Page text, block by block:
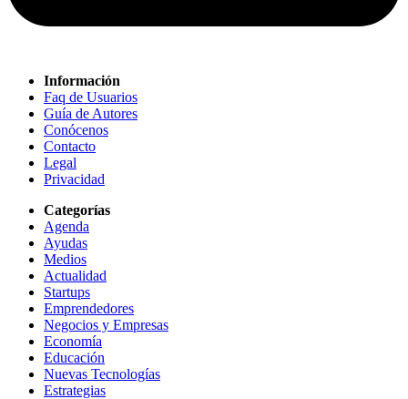
Información
Faq de Usuarios
Guía de Autores
Conócenos
Contacto
Legal
Privacidad
Categorías
Agenda
Ayudas
Medios
Actualidad
Startups
Emprendedores
Negocios y Empresas
Economía
Educación
Nuevas Tecnologías
Estrategias